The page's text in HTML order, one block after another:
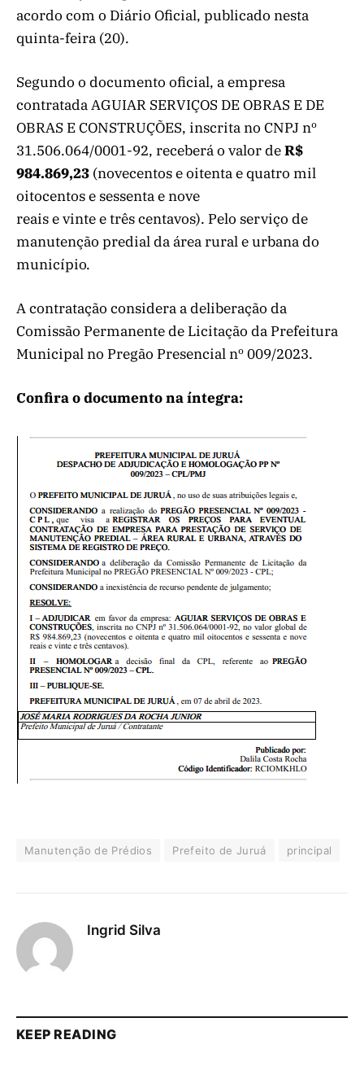
acordo com o Diário Oficial, publicado nesta
quinta-feira (20).
Segundo o documento oficial, a empresa
contratada AGUIAR SERVIÇOS DE OBRAS E DE
OBRAS E CONSTRUÇÕES, inscrita no CNPJ nº
31.506.064/0001-92, receberá o valor deR$
984.869,23 (novecentos e oitenta e quatro mil
oitocentos e sessenta e nove
reais e vinte e três centavos). Pelo serviço de
manutenção predial da área rural e urbana do
município.
A contratação considera a deliberação da
Comissão Permanente de Licitação da Prefeitura
Municipal no Pregão Presencial nº 009/2023.
Confira o documento na íntegra:
Manutenção de Prédios Prefeito de Juruá principal
Ingrid Silva
KEEP READING